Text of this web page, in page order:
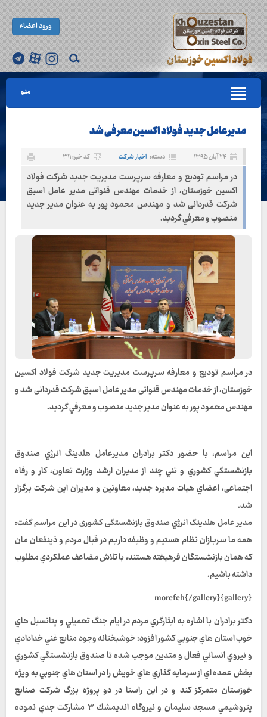
ورود اعضاء
منو
مدیرعامل جدید فولاد اکسین معرفی شد
۲۴ آبان ۱۳۹۵ دسته: اخبار شرکت کد خبر: ۳۱۱
در مراسم تودیع و معارفه سرپرست مديريت جديد شرکت فولاد
اکسین خوزستان، از خدمات مهندس قنواتی مدیر عامل اسبق
شرکت قدردانی شد و مهندس محمود پور به عنوان مدیر جدید
منصوب و معرفي گردید.
در مراسم تودیع و معارفه سرپرست مديريت جديد شرکت فولاد اکسین
خوزستان، از خدمات مهندس قنواتی مدیر عامل اسبق شرکت قدردانی شد و
مهندس محمود پور به عنوان مدیر جدید منصوب و معرفي گردید.
اين مراسم، با حضور دكتر برادران مديرعامل هلدينگ انرژي صندوق
بازنشستگي كشوري و تني چند از مديران ارشد وزارت تعاون، کار و رفاه
اجتماعی، اعضاي هيات مديره جديد، معاونين و مديران اين شركت برگزار
شد.
مدیر عامل هلدينگ انرژي صندوق بازنشستگی کشوری در اين مراسم گفت:
همه ما سربازان نظام هستیم و وظیفه داریم در قبال مردم و ذینفعان مان
كه همان بازنشستگان فرهيخته هستند، با تلاش مضاعف عملکردي مطلوب
داشته باشیم.
{gallery}morefeh{/gallery}
دكتر برادران با اشاره به ايثارگري مردم در ايام جنگ تحميلي و پتانسيل هاي
خوب استان هاي جنوبي كشور افزود: خوشبختانه وجود منابع غني خدادادي
و نيروي انساني فعال و متدين موجب شده تا صندوق بازنشستگي كشوري
بخش عمده اي از سرمايه گذاري هاي خويش را در استان هاي جنوبي به ويژه
خوزستان متمركز كند و در اين راستا در دو پروژه بزرگ شركت صنايع
پتروشيمي مسجد سليمان و نيروگاه انديمشك ۳ مشاركت جدي نموده